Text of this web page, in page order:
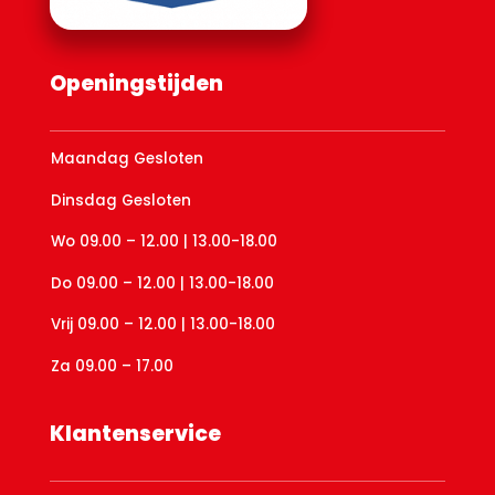
Openingstijden
Maandag Gesloten
Dinsdag Gesloten
Wo 09.00 – 12.00 | 13.00-18.00
Do 09.00 – 12.00 | 13.00-18.00
Vrij 09.00 – 12.00 | 13.00-18.00
Za 09.00 – 17.00
Klantenservice